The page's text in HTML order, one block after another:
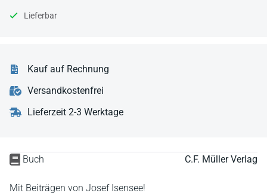
Buch C.F. Müller Verlag
Mit Beiträgen von Josef Isensee!
Lieferbar
Kauf auf Rechnung
Versandkostenfrei
Lieferzeit 2-3 Werktage